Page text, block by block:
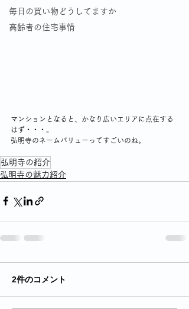
毎日の買い物どうしてますか
高齢者の住宅事情
マンションとなると、かなり広いエリアに点在する
はず・・・。
弘明寺のネームバリューってすごいのね。
弘明寺の紹介
弘明寺の魅力紹介
2件のコメント